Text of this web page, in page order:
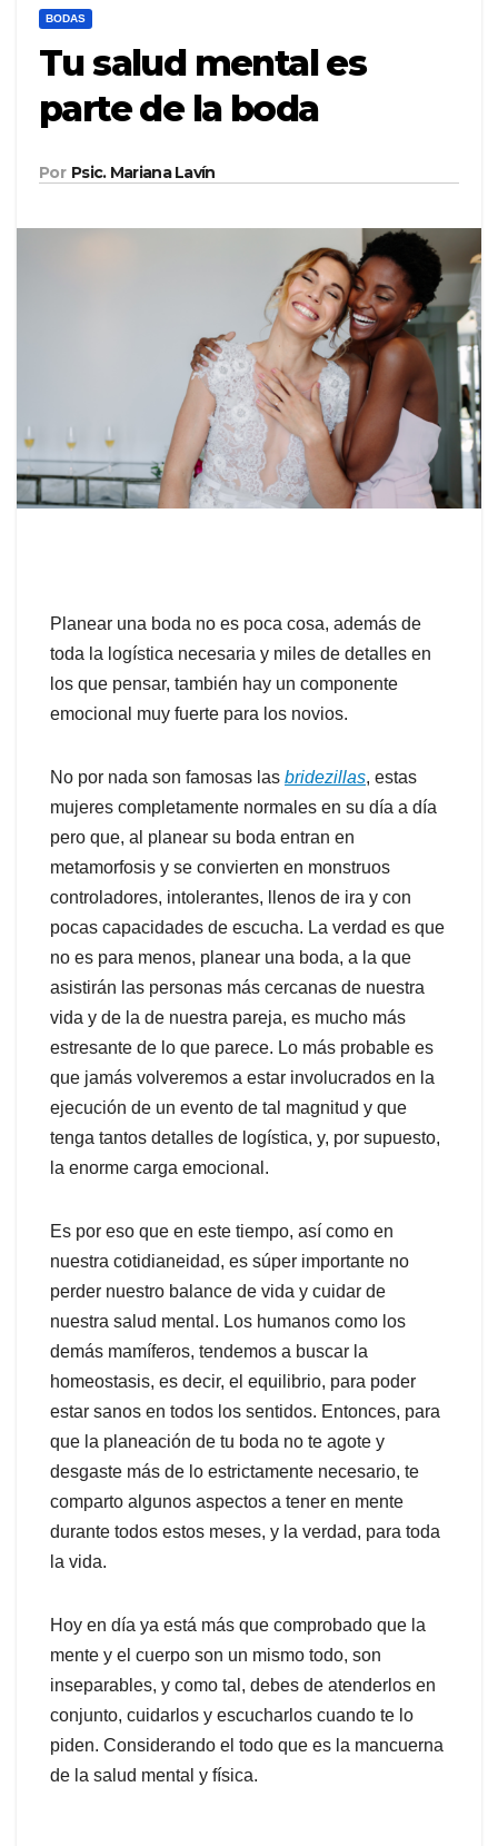
BODAS
Tu salud mental es
parte de la boda
Por Psic. Mariana Lavín
Planear una boda no es poca cosa, además de
toda la logística necesaria y miles de detalles en
los que pensar, también hay un componente
emocional muy fuerte para los novios.
No por nada son famosas las bridezillas, estas
mujeres completamente normales en su día a día
pero que, al planear su boda entran en
metamorfosis y se convierten en monstruos
controladores, intolerantes, llenos de ira y con
pocas capacidades de escucha. La verdad es que
no es para menos, planear una boda, a la que
asistirán las personas más cercanas de nuestra
vida y de la de nuestra pareja, es mucho más
estresante de lo que parece. Lo más probable es
que jamás volveremos a estar involucrados en la
ejecución de un evento de tal magnitud y que
tenga tantos detalles de logística, y, por supuesto,
la enorme carga emocional.
Es por eso que en este tiempo, así como en
nuestra cotidianeidad, es súper importante no
perder nuestro balance de vida y cuidar de
nuestra salud mental. Los humanos como los
demás mamíferos, tendemos a buscar la
homeostasis, es decir, el equilibrio, para poder
estar sanos en todos los sentidos. Entonces, para
que la planeación de tu boda no te agote y
desgaste más de lo estrictamente necesario, te
comparto algunos aspectos a tener en mente
durante todos estos meses, y la verdad, para toda
la vida.
Hoy en día ya está más que comprobado que la
mente y el cuerpo son un mismo todo, son
inseparables, y como tal, debes de atenderlos en
conjunto, cuidarlos y escucharlos cuando te lo
piden. Considerando el todo que es la mancuerna
de la salud mental y física.